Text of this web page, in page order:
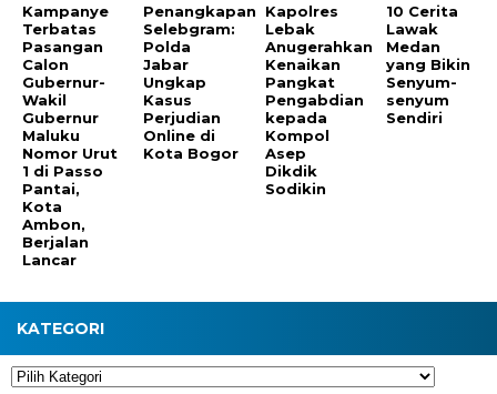
Kampanye
Terbatas
Pasangan
Calon
Gubernur-
Wakil
Gubernur
Maluku
Nomor Urut
1 di Passo
Pantai,
Kota
Ambon,
Berjalan
Lancar
Penangkapan
Selebgram:
Polda
Jabar
Ungkap
Kasus
Perjudian
Online di
Kota Bogor
Kapolres
Lebak
Anugerahkan
Kenaikan
Pangkat
Pengabdian
kepada
Kompol
Asep
Dikdik
Sodikin
10 Cerita
Lawak
Medan
yang Bikin
Senyum-
senyum
Sendiri
KATEGORI
Kategori